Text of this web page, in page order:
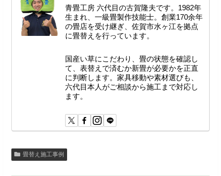
青畳工房 六代目の古賀隆夫です。1982年
生まれ、一級畳製作技能士。創業170余年
の畳店を受け継ぎ、佐賀市水ヶ江を拠点
に畳替えを行っています。
国産い草にこだわり、畳の状態を確認し
て、表替えで済むか新畳が必要かを正直
に判断します。家具移動や素材選びも、
六代目本人がご相談から施工まで対応し
ます。
畳替え施工事例